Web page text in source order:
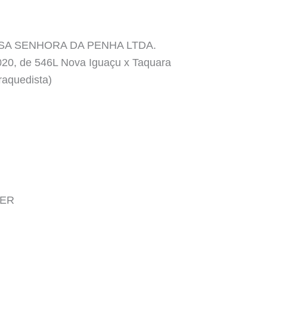
SENHORA DA PENHA LTDA.
de 546L Nova Iguaçu x Taquara